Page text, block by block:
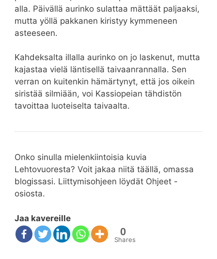
alla. Päivällä aurinko sulattaa mättäät paljaaksi,
mutta yöllä pakkanen kiristyy kymmeneen
asteeseen.
Kahdeksalta illalla aurinko on jo laskenut, mutta
kajastaa vielä läntisellä taivaanrannalla. Sen
verran on kuitenkin hämärtynyt, että jos oikein
siristää silmiään, voi Kassiopeian tähdistön
tavoittaa luoteiselta taivaalta.
Onko sinulla mielenkiintoisia kuvia
Lehtovuoresta? Voit jakaa niitä täällä, omassa
blogissasi. Liittymisohjeen löydät Ohjeet -
osiosta.
Jaa kavereille
0
Shares